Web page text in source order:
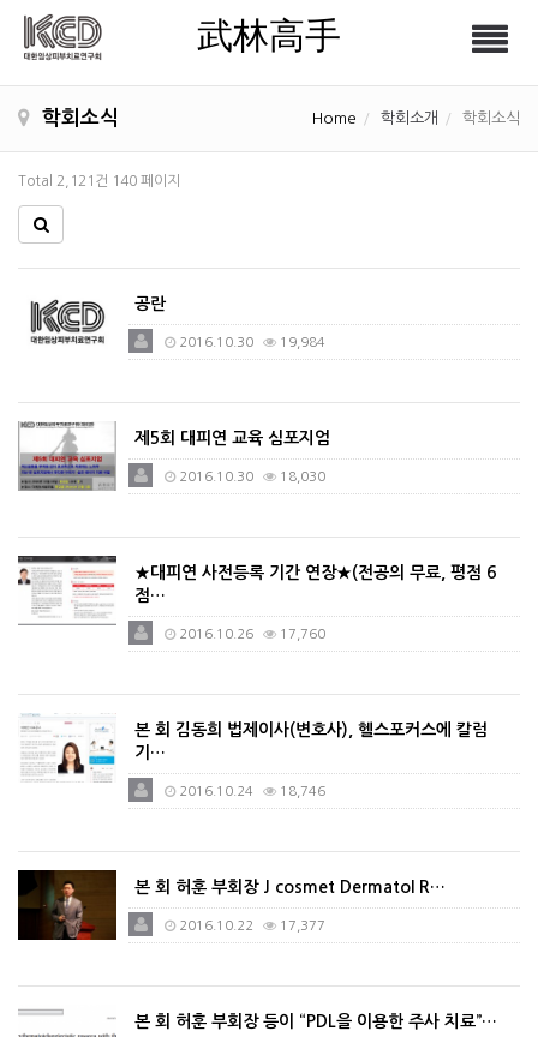
武林高手
武林高手
학회소식 Home 학회소개 학회소식
Total 2,121건 140 페이지
공란
2016.10.30 19,984
제5회 대피연 교육 심포지엄
2016.10.30 18,030
★대피연 사전등록 기간 연장★(전공의 무료, 평점 6
점…
2016.10.26 17,760
본 회 김동희 법제이사(변호사), 헬스포커스에 칼럼
기…
2016.10.24 18,746
본 회 허훈 부회장 J cosmet Dermatol R…
2016.10.22 17,377
본 회 허훈 부회장 등이 “PDL을 이용한 주사 치료”…